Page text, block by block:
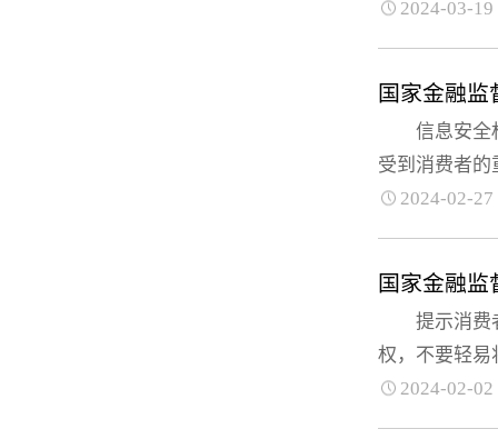
2024-03-19
国家金融
信息安全权
受到消费者的
2024-02-27
国家金融监
提示消费者
权，不要轻易
2024-02-02